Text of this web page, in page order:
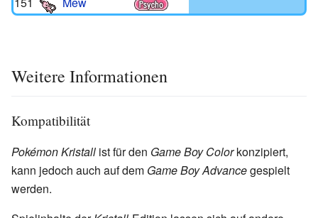
Weitere Informationen
Kompatibilität
Pokémon Kristall ist für den Game Boy Colorkonzipiert,
kann jedoch auch auf dem Game Boy Advancegespielt
werden.